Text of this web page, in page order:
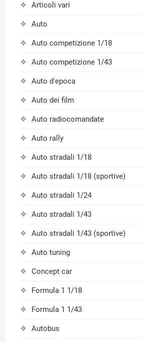
Articoli vari
Auto
Auto competizione 1/18
Auto competizione 1/43
Auto d'epoca
Auto dei film
Auto radiocomandate
Auto rally
Auto stradali 1/18
Auto stradali 1/18 (sportive)
Auto stradali 1/24
Auto stradali 1/43
Auto stradali 1/43 (sportive)
Auto tuning
Concept car
Formula 1 1/18
Formula 1 1/43
Autobus